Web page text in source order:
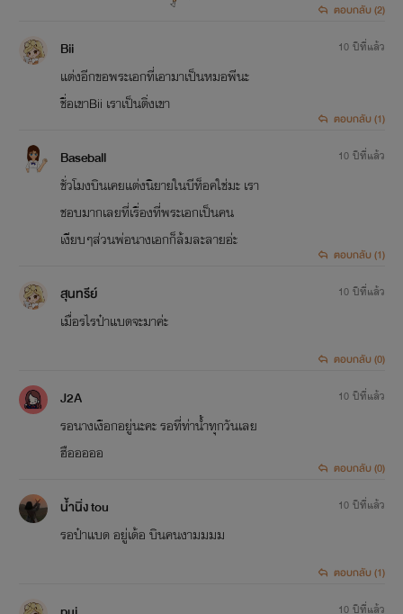
ตอบกลับ (2)
Bii
แต่งอีกขอพระเอกที่เอามาเป็นหมอพีนะ
ชื่อเขาBii เราเป็นติ่งเขา
10 ปีที่แล้ว
ตอบกลับ (1)
Baseball
ชั่วโมงบินเคยแต่งนิยายในบีท็อคใช่มะ เรา
ชอบมากเลยที่เรื่องที่พระเอกเป็นคน
เงียบๆส่วนพ่อนางเอกก็ล้มละลายอ่ะ
10 ปีที่แล้ว
ตอบกลับ (1)
สุนทรีย์
เมื่อรไรป๋าแบดจะมาค่ะ
10 ปีที่แล้ว
ตอบกลับ (0)
J2A
รอนางเงือกอยู่นะคะ รอที่ท่าน้ำทุกวันเลย
ฮือออออ
10 ปีที่แล้ว
ตอบกลับ (0)
น้ำนิ่ง tou
รอป๋าแบด อยู่เด้อ บินคนงามมมม
10 ปีที่แล้ว
ตอบกลับ (1)
10 ปีที่แล้ว